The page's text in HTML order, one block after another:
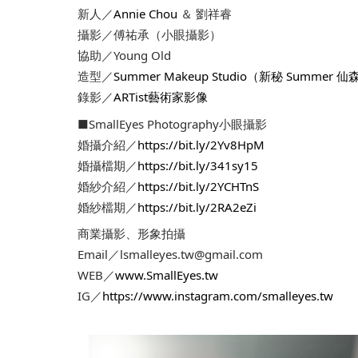
新人／Annie Chou ＆ 劉祥睿
攝影／傅祐承（小眼攝影）
協助／Young Old
造型／Summer Makeup Studio（新秘 Summer 仙
錄影／ARTist藝術家影像
■SmallEyes Photography小眼攝影
婚攝介紹／https://bit.ly/2Yv8HpM
婚攝檔期／https://bit.ly/341sy15
婚紗介紹／https://bit.ly/2YCHTnS
婚紗檔期／https://bit.ly/2RA2eZi
商業攝影、形象拍攝
Email／lsmalleyes.tw@gmail.com
WEB／www.SmallEyes.tw
IG／https://www.instagram.com/smalleyes.tw